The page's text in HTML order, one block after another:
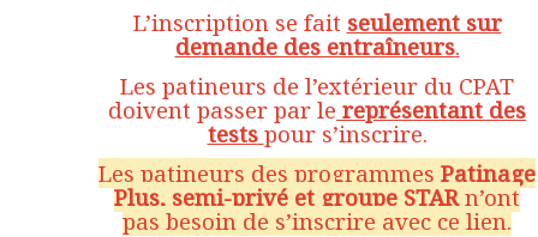
L’inscription se fait seulement sur
demande des entraîneurs.
Les patineurs de l’extérieur du CPAT
doivent passer par le représentant des
tests pour s’inscrire.
Les patineurs des programmes Patinage
Plus, semi-privé et groupe STARn’ont
pas besoin de s’inscrire avec ce lien.